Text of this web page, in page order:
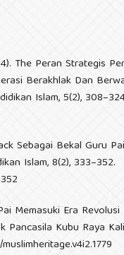
The Peran Strategis
Berakhlak Dan
Islam, 5(2),
Sebagai Bekal Guru
Islam, 8(2), 333–352.
Memasuki Era
Pancasila Kubu Raya